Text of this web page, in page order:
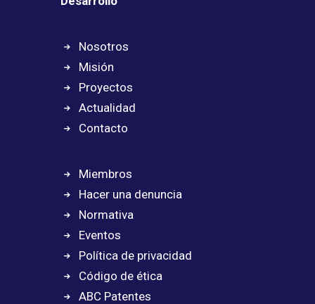
Nosotros
Misión
Proyectos
Actualidad
Contacto
Miembros
Hacer una denuncia
Normativa
Eventos
Política de privacidad
Código de ética
ABC Patentes